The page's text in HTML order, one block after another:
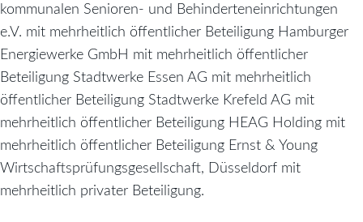
kommunalen Senioren- und Behinderteneinrichtungen
e.V. mit mehrheitlich öffentlicher Beteiligung Hamburger
Energiewerke GmbH mit mehrheitlich öffentlicher
Beteiligung Stadtwerke Essen AG mit mehrheitlich
öffentlicher Beteiligung Stadtwerke Krefeld AG mit
mehrheitlich öffentlicher Beteiligung HEAG Holding mit
mehrheitlich öffentlicher Beteiligung Ernst & Young
Wirtschaftsprüfungsgesellschaft, Düsseldorf mit
mehrheitlich privater Beteiligung.